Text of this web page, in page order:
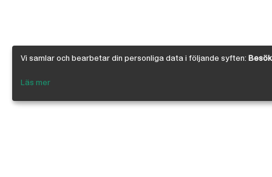
Vi samlar och bearbetar din personliga data i följande syften:
Läs mer